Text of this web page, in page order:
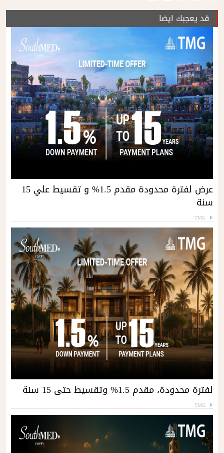
قد يعجبك ايضا
عرض لفترة محدودة مقدم 1.5% و تقسيط علي 15
سنة
TMG
لفترة محدودة، مقدم 1.5% وتقسيط حتى 15 سنة
TMG